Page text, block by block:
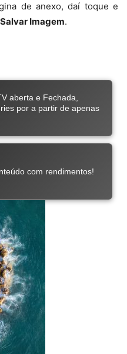
de anexo, daí toque e
Salvar Imagem.